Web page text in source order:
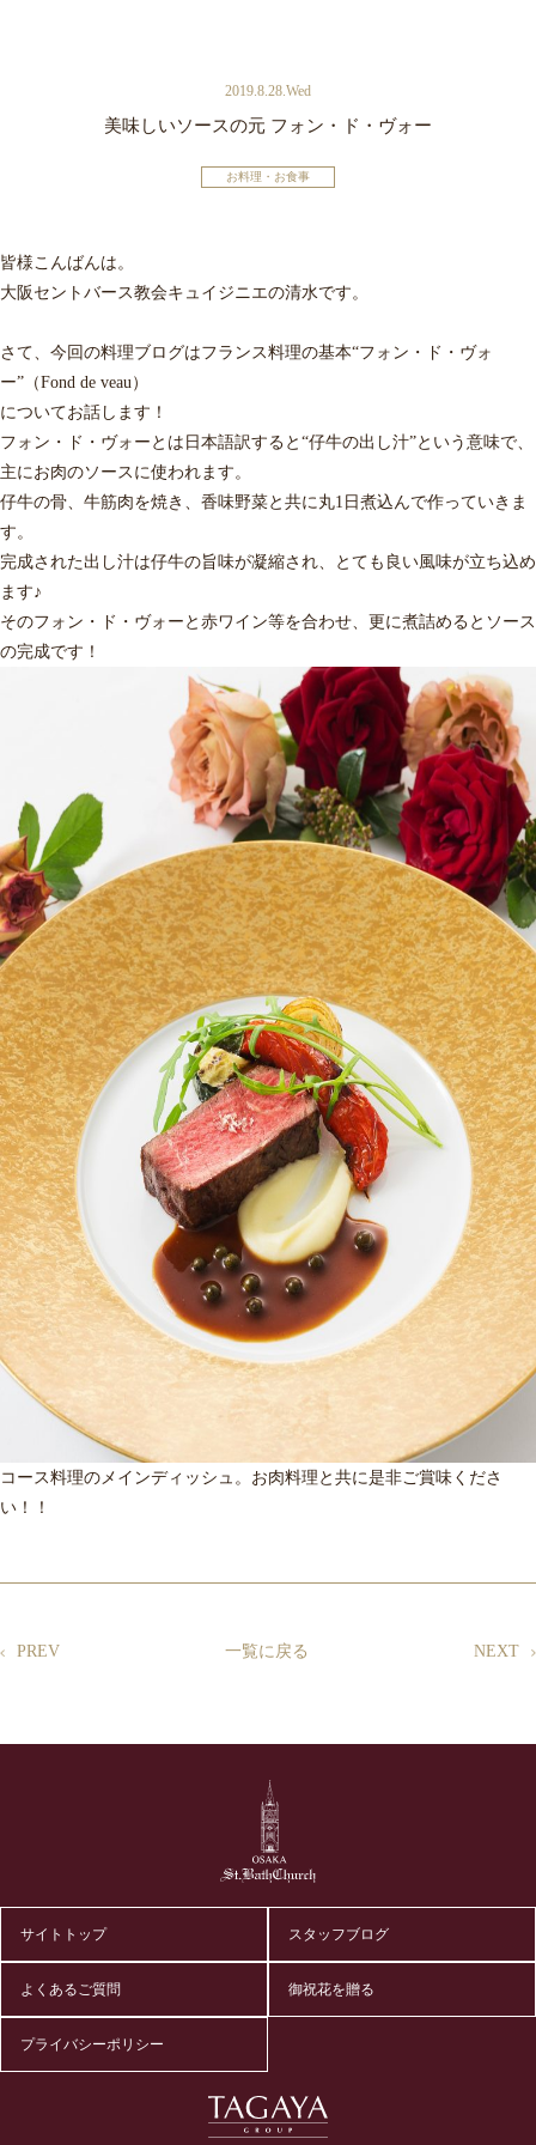
2019.8.28.Wed
美味しいソースの元 フォン・ド・ヴォー
お料理・お食事
皆様こんばんは。
大阪セントバース教会キュイジニエの清水です。
さて、今回の料理ブログはフランス料理の基本“フォン・ド・ヴォ
ー”（Fond de veau）
についてお話します！
フォン・ド・ヴォーとは日本語訳すると“仔牛の出し汁”という意味で、
主にお肉のソースに使われます。
仔牛の骨、牛筋肉を焼き、香味野菜と共に丸1日煮込んで作っていきま
す。
完成された出し汁は仔牛の旨味が凝縮され、とても良い風味が立ち込め
ます♪
そのフォン・ド・ヴォーと赤ワイン等を合わせ、更に煮詰めるとソース
の完成です！
コース料理のメインディッシュ。お肉料理と共に是非ご賞味くださ
い！！
NEXT
一覧に戻る
PREV
サイトトップ スタッフブログ
よくあるご質問 御祝花を贈る
プライバシーポリシー